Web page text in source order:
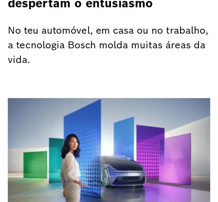
despertam o entusiasmo
No teu automóvel, em casa ou no trabalho,
a tecnologia Bosch molda muitas áreas da
vida.